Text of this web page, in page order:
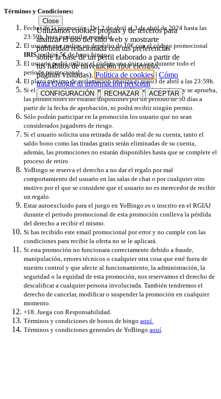
Términos y Condiciones:
Fechas de la promoción: Del 2 de abril al 3 de abril de 2024 hasta las
23:59h, hora peninsular española.
El usuario que realice un depósito de 10€ con el código promocional
IRISrecibirá 5€ de bono bingo.
El usuario podrá utilizar el código una única vez durante todo el
periodo promocional.
El plazo máximo de reclamación finaliza el día 03 de abril a las 23:59h.
Si el usuario solicita un aumento en sus límites de depósito y se aprueba,
las promociones no estarán disponibles por un periodo de 30 días a
partir de la fecha de aprobación, ni podrá recibir ningún premio.
Sólo podrán participar en la promoción los usuario que no sean
considerados jugadores de riesgo.
Si el usuario solicita una retirada de saldo real de su cuenta, tanto el
saldo bono como las tiradas gratis serán eliminadas de su cuenta,
además, las promociones no estarán disponibles hasta que se complete el
proceso de retiro.
YoBingo se reserva el derecho a no dar el regalo por mal
comportamiento del usuario en las salas de chat o por cualquier otro
motivo por el que se considere que el usuario no es merecedor de recibir
un regalo.
Estar autoexcluido para el juego en YoBingo.es o inscrito en el RGIAJ
durante el periodo promocional de esta promoción conlleva la pérdida
del derecho a recibir el mismo.
Si has recibido este email promocional por error y no cumple con las
condiciones para recibir la oferta no se le aplicará.
Si esta promoción no funcionara correctamente debido a fraude,
manipulación, errores técnicos o cualquier otra cosa que esté fuera de
nuestro control y que afecte al funcionamiento, la administración, la
seguridad o la equidad de esta promoción, nos reservamos el derecho de
descalificar a cualquier persona involucrada. También tendremos el
derecho de cancelar, modificar o suspender la promoción en cualquier
momento.
+18. Juega con Responsabilidad.
Términos y condiciones de bonos de bingo aquí.
Términos y condiciones generales de YoBingo aquí
Close
Utilizamos cookies propias y de terceros para
analizar el uso del sitio web y mostrarte
publicidad relacionada con tus preferencias
sobre la base de un perfil elaborado a partir de
tus hábitos de navegación (por ejemplo,
páginas visitadas). Política de cookies | Cómo
trata Google tu información personal
CONFIGURACIÓN RECHAZAR ACEPTAR